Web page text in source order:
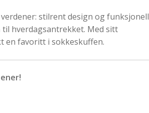
stilrent design og funksjonell
hverdagsantrekket. Med sitt
en favoritt i sokkeskuffen.